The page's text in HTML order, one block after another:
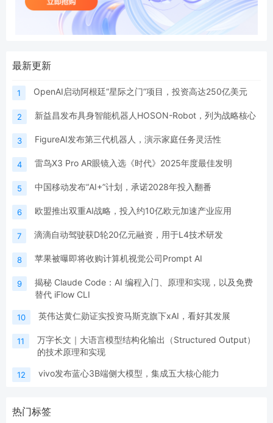
最新更新
1 OpenAI启动阿根廷“星际之门”项目，投资高达250亿美元
2 新益昌发布具身智能机器人HOSON-Robot，列为战略核心
3 FigureAI发布第三代机器人，演示家庭任务灵活性
4 雷鸟X3 Pro AR眼镜入选《时代》2025年度最佳发明
5 中国移动发布“AI+”计划，承诺2028年投入翻番
6 欧盟推出双重AI战略，投入约10亿欧元加速产业应用
7 滴滴自动驾驶获D轮20亿元融资，用于L4技术研发
8 苹果被曝即将收购计算机视觉公司Prompt AI
9
揭秘 Claude Code：AI 编程入门、原理和实现，以及免费
替代 iFlow CLI
10 英伟达黄仁勋证实投资马斯克旗下xAI，看好其发展
11
万字长文｜大语言模型结构化输出（Structured Output）
的技术原理和实现
12 vivo发布蓝心3B端侧大模型，集成五大核心能力
热门标签